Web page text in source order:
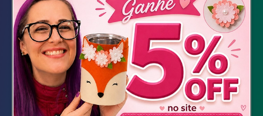
Material Necessário